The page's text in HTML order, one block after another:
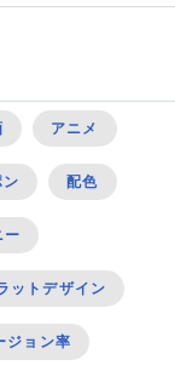
アニメ
ン 配色
ー
ットデザイン
ジョン率